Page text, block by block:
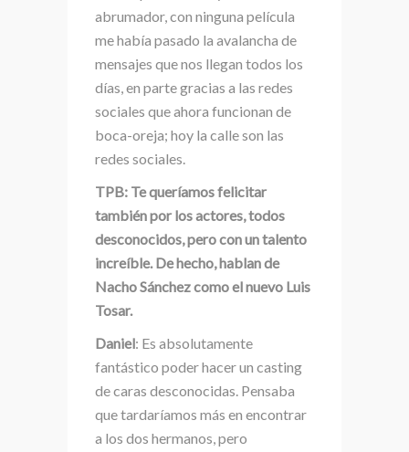
abrumador, con ninguna película
me había pasado la avalancha de
mensajes que nos llegan todos los
días, en parte gracias a las redes
sociales que ahora funcionan de
boca-oreja; hoy la calle son las
redes sociales.
TPB: Te queríamos felicitar
también por los actores, todos
desconocidos, pero con un talento
increíble. De hecho, hablan de
Nacho Sánchez como el nuevo Luis
Tosar.
Daniel: Es absolutamente
fantástico poder hacer un casting
de caras desconocidas. Pensaba
que tardaríamos más en encontrar
a los dos hermanos, pero